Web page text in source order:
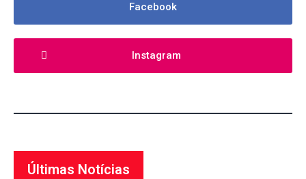
Facebook
Instagram
Últimas Notícias